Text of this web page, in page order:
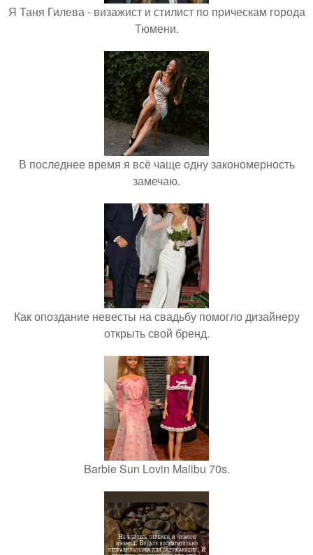
Я Таня Гилева - визажист и стилист по прическам города
Тюмени.
В последнее время я всё чаще одну закономерность
замечаю.
Как опоздание невесты на свадьбу помогло дизайнеру
открыть свой бренд.
Barbie Sun Lovin Malibu 70s.